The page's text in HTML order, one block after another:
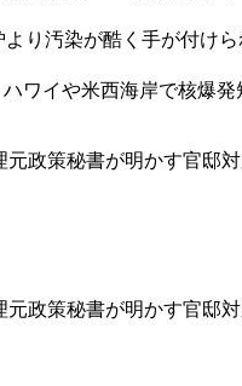
より汚染が酷く手が付けら
ハワイや米西海岸で核爆発
元政策秘書が明かす官邸
元政策秘書が明かす官邸